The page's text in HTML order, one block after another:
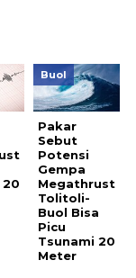
20
Buol
Pakar
Sebut
Potensi
Gempa
Megathrust
Tolitoli-
Buol Bisa
Picu
Tsunami 20
Meter